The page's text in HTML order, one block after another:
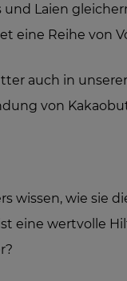
und Laien
eine Reihe von
auch in
von
wissen, wie
eine wertvolle